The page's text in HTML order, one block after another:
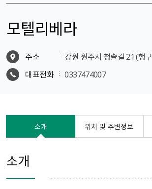
모텔리베라
주소
강원 원주시 청솔길 21 (행
대표전화
0337474007
소개 위치 및 주변정보
소개